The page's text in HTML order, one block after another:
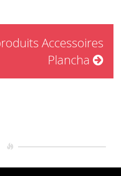
Accessoires
Plancha